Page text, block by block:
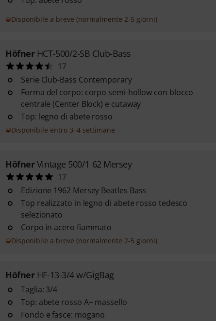
Disponibile a breve (normalmente 2-5 giorni)
Höfner HCT-500/2-SB Club-Bass
17
Serie Club-Bass Contemporary
Forma del corpo: corpo semi-hollow con blocco
centrale (Center Block) e cutaway
Top: legno di abete rosso
Disponibile entro 3–4 settimane
HöfnerVintage 500/1 62 Mersey
17
Edizione 1962 Mersey Beatles Bass
Top realizzato in legno di abete rosso tedesco
selezionato
Corpo in acero fiammato
Disponibile a breve (normalmente 2-5 giorni)
Höfner HF-13-3/4 w/GigBag
Taglia: 3/4
Top: abete rosso A+ massello
Fondo e fasce: mogano